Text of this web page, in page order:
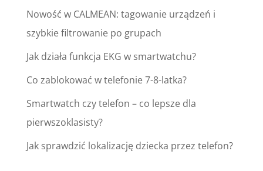
Nowość w CALMEAN: tagowanie urządzeń i
szybkie filtrowanie po grupach
Jak działa funkcja EKG w smartwatchu?
Co zablokować w telefonie 7-8-latka?
Smartwatch czy telefon – co lepsze dla
pierwszoklasisty?
Jak sprawdzić lokalizację dziecka przez telefon?